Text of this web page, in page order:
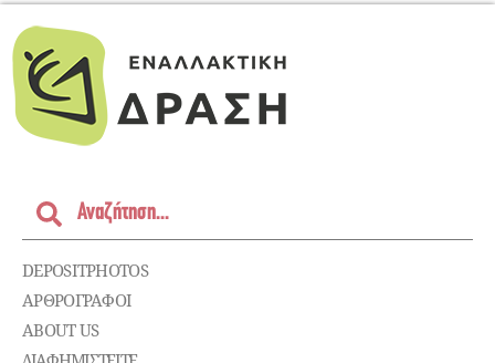
DEPOSITPHOTOS
ΑΡΘΡΟΓΡΑΦΟΙ
ABOUT US